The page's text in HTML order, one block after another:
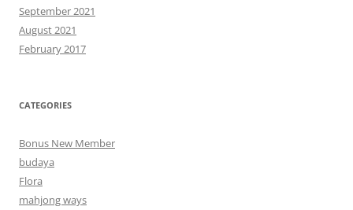
September 2021
August 2021
February 2017
CATEGORIES
Bonus New Member
budaya
Flora
mahjong ways